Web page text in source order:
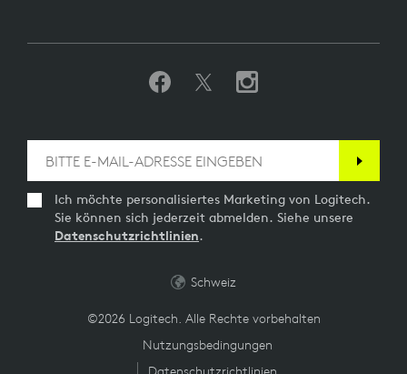
Ich möchte personalisiertes Marketing von Logitech.
Sie können sich jederzeit abmelden. Siehe unsere
Datenschutzrichtlinien.
©2026 Logitech. Alle Rechte vorbehalten
Nutzungsbedingungen
Schweiz